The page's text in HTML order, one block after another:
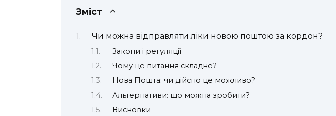
Зміст
Чи можна відправляти ліки новою поштою за кордон?
Закони і регуляції
Чому це питання складне?
Нова Пошта: чи дійсно це можливо?
Альтернативи: що можна зробити?
Висновки